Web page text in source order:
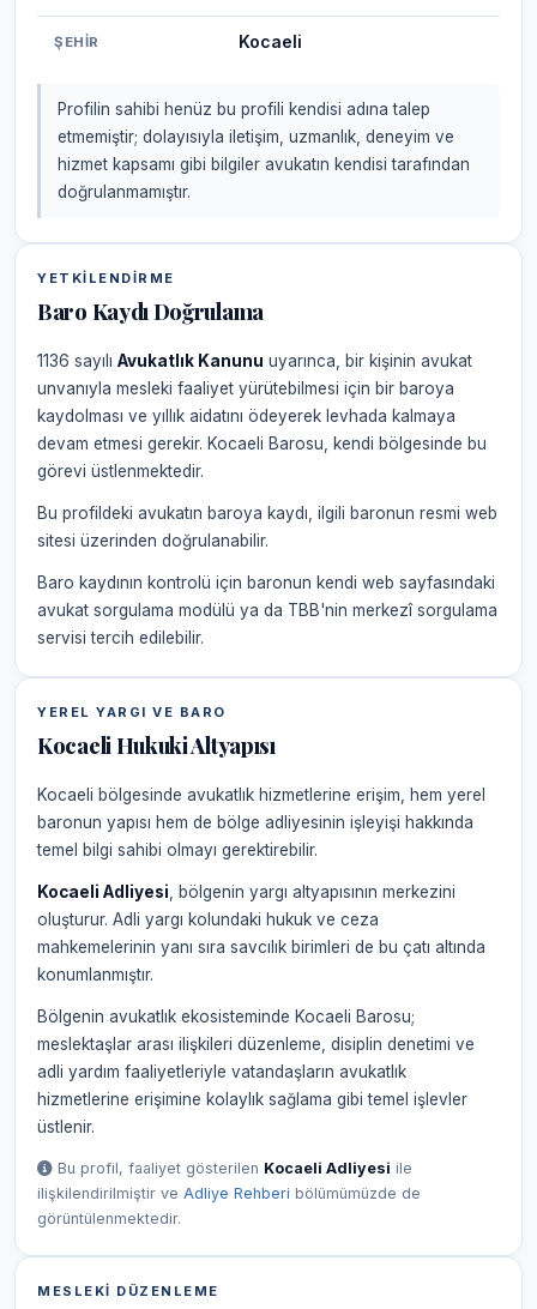
ŞEHIR Kocaeli
Profilin sahibi henüz bu profili kendisi adına talep
etmemiştir; dolayısıyla iletişim, uzmanlık, deneyim ve
hizmet kapsamı gibi bilgiler avukatın kendisi tarafından
doğrulanmamıştır.
YETKILENDIRME
Baro Kaydı Doğrulama
1136 sayılı Avukatlık Kanunu uyarınca, bir kişinin avukat
unvanıyla mesleki faaliyet yürütebilmesi için bir baroya
kaydolması ve yıllık aidatını ödeyerek levhada kalmaya
devam etmesi gerekir. Kocaeli Barosu, kendi bölgesinde bu
görevi üstlenmektedir.
Bu profildeki avukatın baroya kaydı, ilgili baronun resmi web
sitesi üzerinden doğrulanabilir.
Baro kaydının kontrolü için baronun kendi web sayfasındaki
avukat sorgulama modülü ya da TBB'nin merkezî sorgulama
servisi tercih edilebilir.
YEREL YARGI VE BARO
Kocaeli Hukuki Altyapısı
Kocaeli bölgesinde avukatlık hizmetlerine erişim, hem yerel
baronun yapısı hem de bölge adliyesinin işleyişi hakkında
temel bilgi sahibi olmayı gerektirebilir.
Kocaeli Adliyesi , bölgenin yargı altyapısının merkezini
oluşturur. Adli yargı kolundaki hukuk ve ceza
mahkemelerinin yanı sıra savcılık birimleri de bu çatı altında
konumlanmıştır.
Bölgenin avukatlık ekosisteminde Kocaeli Barosu;
meslektaşlar arası ilişkileri düzenleme, disiplin denetimi ve
adli yardım faaliyetleriyle vatandaşların avukatlık
hizmetlerine erişimine kolaylık sağlama gibi temel işlevler
üstlenir.
Bu profil, faaliyet gösterilen Kocaeli Adliyesi ile
ilişkilendirilmiştir ve Adliye Rehberi bölümümüzde de
görüntülenmektedir.
MESLEKI DÜZENLEME